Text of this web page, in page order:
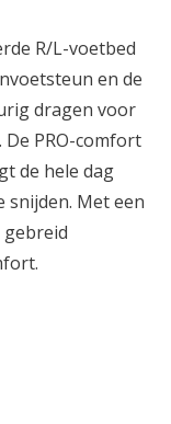
R/L-voetbed
en de
dragen voor
PRO-comfort
de hele dag
snijden. Met een
gebreid